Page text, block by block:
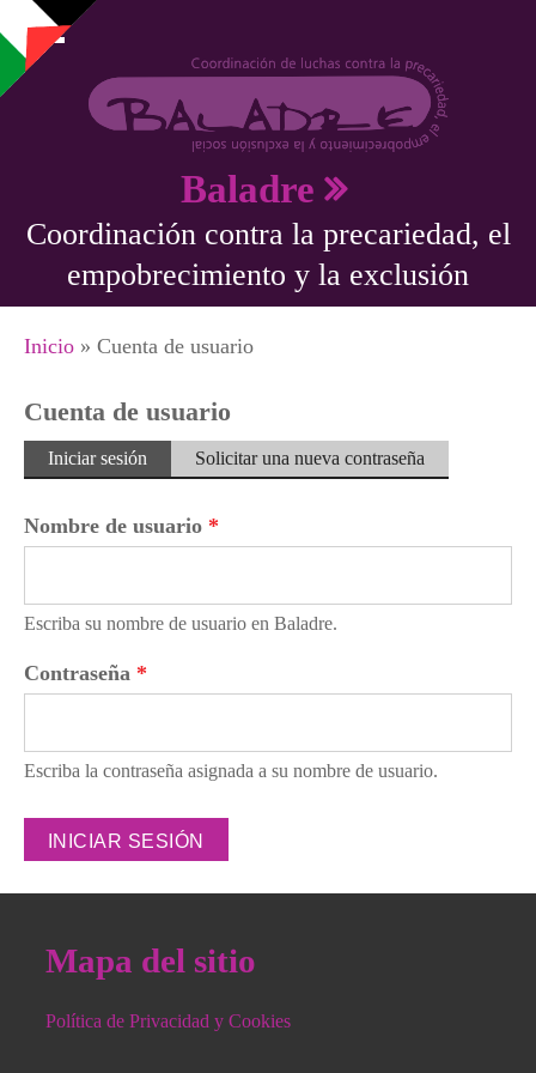
Pasar al contenido principal
Baladre
Coordinación contra la precariedad, el
empobrecimiento y la exclusión
Se encuentra usted aquí
Inicio » Cuenta de usuario
Cuenta de usuario
Solapas principales
Iniciar sesión (solapaSolicitar una nueva contraseña
Nombre de usuario *
Escriba su nombre de usuario en Baladre.
Contraseña *
Escriba la contraseña asignada a su nombre de usuario.
Mapa del sitio
Política de Privacidad y Cookies